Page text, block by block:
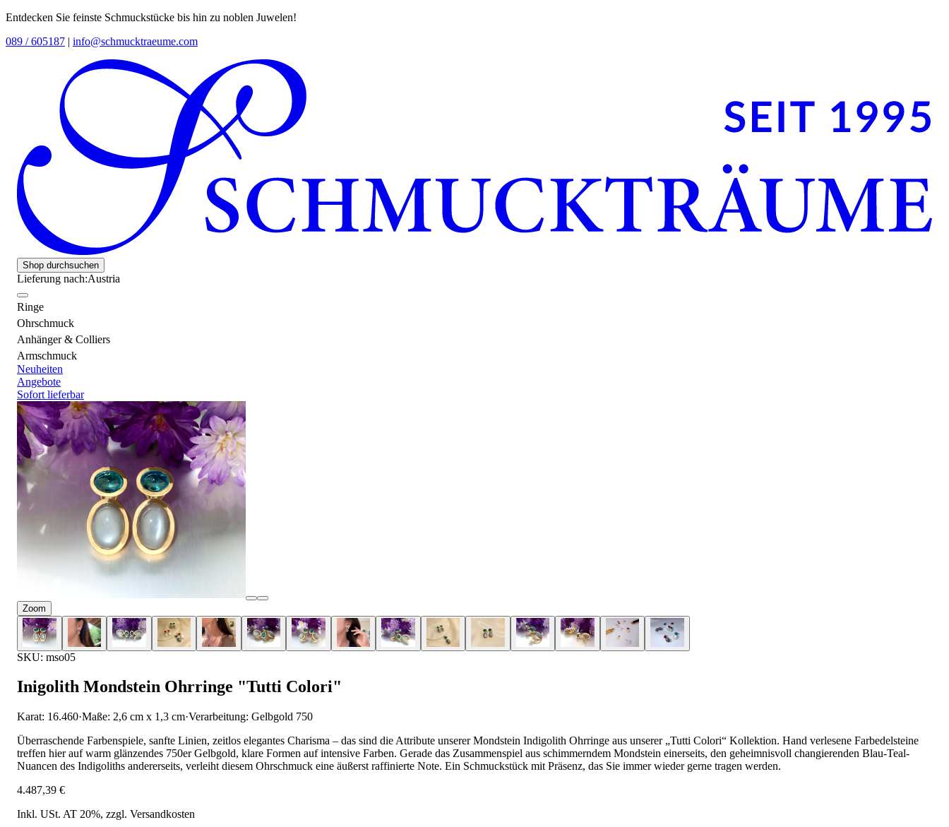
Entdecken Sie feinste Schmuckstücke bis hin zu noblen Juwelen!
089 / 605187 | info@schmucktraeume.com
Shop durchsuchen
Lieferung nach:Austria
Ringe
Ohrschmuck
Anhänger & Colliers
Armschmuck
Neuheiten
Angebote
Sofort lieferbar
Zoom
SKU: mso05
Inigolith Mondstein Ohrringe "Tutti Colori"
Karat: 16.460·Maße: 2,6 cm x 1,3 cm·Verarbeitung: Gelbgold 750
Überraschende Farbenspiele, sanfte Linien, zeitlos elegantes Charisma – das sind die Attribute unserer Mondstein Indigolith Ohrringe aus unserer „Tutti Colori“ Kollektion. Hand verlesene Farbedelsteine
treffen hier auf warm glänzendes 750er Gelbgold, klare Formen auf intensive Farben. Gerade das Zusammenspiel aus schimmerndem Mondstein einerseits, den geheimnisvoll changierenden Blau-Teal-
Nuancen des Indigoliths andererseits, verleiht diesem Ohrschmuck eine äußerst raffinierte Note. Ein Schmuckstück mit Präsenz, das Sie immer wieder gerne tragen werden.
4.487,39 €
Inkl. USt. AT 20%, zzgl. Versandkosten